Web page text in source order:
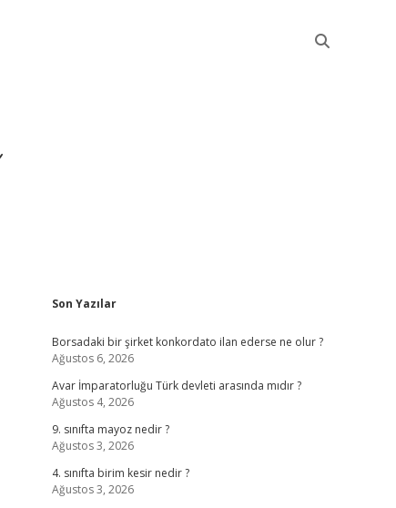
Sidebar
Son Yazılar
Borsadaki bir şirket konkordato ilan ederse ne olur ?
Ağustos 6, 2026
Avar İmparatorluğu Türk devleti arasında mıdır ?
Ağustos 4, 2026
9. sınıfta mayoz nedir ?
Ağustos 3, 2026
4. sınıfta birim kesir nedir ?
Ağustos 3, 2026